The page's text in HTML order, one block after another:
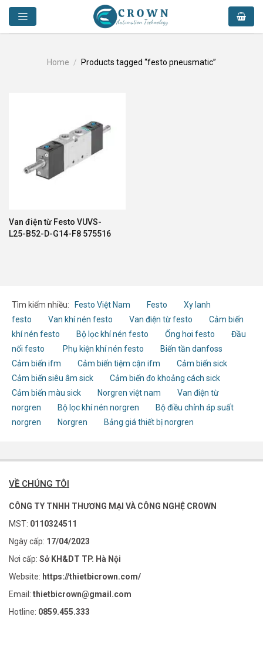
Skip
content
Home / Products tagged “festo pneusmatic”
Van điện từ Festo VUVS-
L25-B52-D-G14-F8 575516
Tìm kiếm nhiều: Festo Việt Nam Festo
Xy lanh
festo
Van khí nén festo Van điện từ festo
Cảm biến
khí nén festo
Bộ lọc khí nén festo Ống hơi festo
Đầu
nối festo
Phụ kiện khí nén festo
Biến tần danfoss
Cảm biến ifm
Cảm biến tiệm cận ifm
Cảm biến sick
Cảm biến siêu âm sick
Cảm biến đo khoảng cách sick
Cảm biến màu sick
Norgren việt nam
Van điện từ
norgren
Bộ lọc khí nén norgren
Bộ điều chỉnh áp suất
norgren
Norgren Bảng giá thiết bị norgren
VỀ CHÚNG TÔI
CÔNG TY TNHH THƯƠNG MẠI VÀ CÔNG NGHỆ CROWN
MST: 0110324511
Ngày cấp: 17/04/2023
Nơi cấp: Sở KH&DT TP. Hà Nội
Website: https://thietbicrown.com/
Email: thietbicrown@gmail.com
Hotline: 0859.455.333